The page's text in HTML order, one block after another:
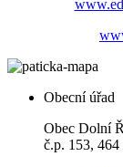
Obecní úřad
Obec Dolní
č.p. 153,